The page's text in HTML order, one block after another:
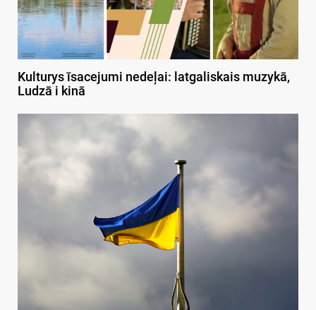
Kulturys īsacejumi nedeļai: latgaliskais muzykā,
Ludzā i kinā